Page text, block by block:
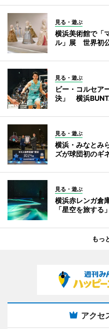
見る・遊ぶ
横浜美術館で「
ル」展 世界初
見る・遊ぶ
ビー・コルセア
決」 横浜
見る・遊ぶ
横浜・みなとみ
ズが球団初のギ
見る・遊ぶ
横浜赤レンガ倉
「星空を旅する」
もっ
アクセ